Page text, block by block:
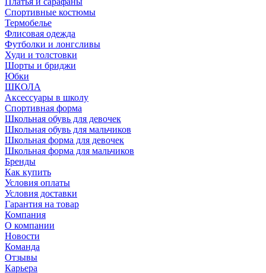
Спортивные костюмы
Термобелье
Флисовая одежда
Футболки и лонгсливы
Худи и толстовки
Шорты и бриджи
Юбки
ШКОЛА
Аксессуары в школу
Спортивная форма
Школьная обувь для девочек
Школьная обувь для мальчиков
Школьная форма для девочек
Школьная форма для мальчиков
Бренды
Как купить
Условия оплаты
Условия доставки
Гарантия на товар
Компания
О компании
Новости
Команда
Отзывы
Карьера